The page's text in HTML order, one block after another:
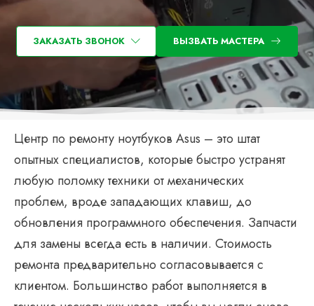
ЗАКАЗАТЬ ЗВОНОК ВЫЗВАТЬ МАСТЕРА
Центр по ремонту ноутбуков Asus – это штат
опытных специалистов, которые быстро устранят
любую поломку техники от механических
проблем, вроде западающих клавиш, до
обновления программного обеспечения. Запчасти
для замены всегда есть в наличии. Стоимость
ремонта предварительно согласовывается с
клиентом. Большинство работ выполняется в